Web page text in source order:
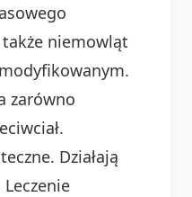
niemowląt
zarówno
Działają